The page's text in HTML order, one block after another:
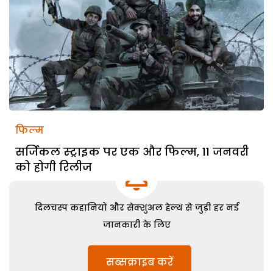
फिल्म
सर्जिकल स्ट्राइक पर एक और फिल्म, 11 जनवरी
को होगी रिलीज
दिलचस्प कहानियों और सेक्शुअल हेल्थ से जुड़ी हर नई
जानकारी के लिए
सब्सक्राइब करें